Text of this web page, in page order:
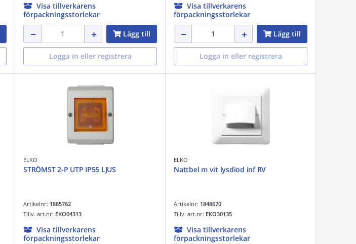
Visa tillverkarens
förpackningsstorlekar
Lägg till
Logga in eller registrera
Visa tillverkarens
förpackningsstorlekar
Lägg till
Logga in eller registrera
ELKO
STRÖMST 2-P UTP IP55 LJUS
Artikelnr: 1885762
Tillv. art.nr: EKO04313
Visa tillverkarens
förpackningsstorlekar
ELKO
Nattbel m vit lysdiod inf RV
Artikelnr: 1848670
Tillv. art.nr: EKO30135
Visa tillverkarens
förpackningsstorlekar